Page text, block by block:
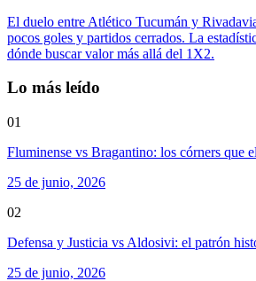
El duelo entre Atlético Tucumán y
pocos goles y partidos cerrados. La
dónde buscar valor más allá del 1X2.
Lo más leído
01
Fluminense vs Bragantino: los córners que
25 de junio, 2026
02
Defensa y Justicia vs Aldosivi: el patrón
25 de junio, 2026